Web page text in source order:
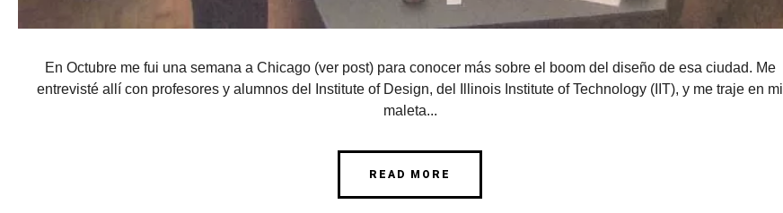
En Octubre me fui una semana a Chicago (ver post) para conocer más sobre el boom del diseño de esa ciudad. Me
entrevisté allí con profesores y alumnos del Institute of Design, del Illinois Institute of Technology (IIT), y me traje en mi
maleta...
READ MORE